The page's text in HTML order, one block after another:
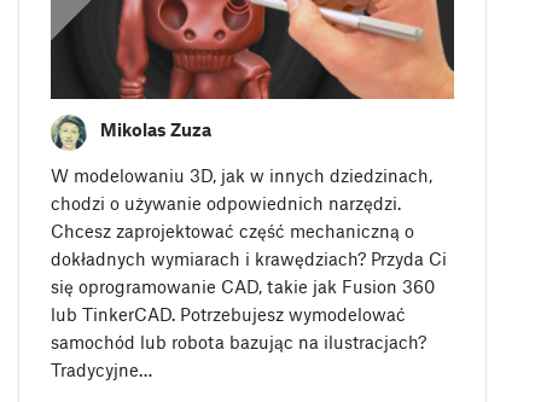
Mikolas Zuza
W modelowaniu 3D, jak w innych dziedzinach,
chodzi o używanie odpowiednich narzędzi.
Chcesz zaprojektować część mechaniczną o
dokładnych wymiarach i krawędziach? Przyda Ci
się oprogramowanie CAD, takie jak Fusion 360
lub TinkerCAD. Potrzebujesz wymodelować
samochód lub robota bazując na ilustracjach?
Tradycyjne…